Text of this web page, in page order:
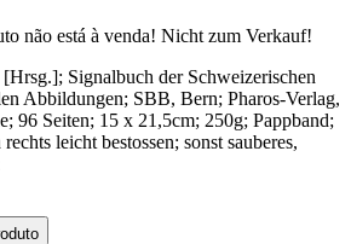
não está à venda! Nicht zum Verkauf!
[Hrsg.]; Signalbuch der Schweizerischen
Abbildungen; SBB, Bern; Pharos-Verlag,
96 Seiten; 15 x 21,5cm; 250g; Pappband;
leicht bestossen; sonst sauberes,